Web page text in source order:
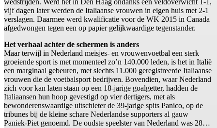
wedstrijden. Werd het in Den Haag ondanks een veldoverwicht 1-1,
vijf dagen later werden de Italiaanse vrouwen in eigen huis met 2-1
verslagen. Daarmee werd kwalificatie voor de WK 2015 in Canada
afgedwongen tegen een op papier gelijkwaardige tegenstander.
Het verhaal achter de schermen is anders
Maar terwijl in Nederland meisjes- en vrouwenvoetbal een sterk
groeiende sport is met momenteel zo’n 140.000 leden, is het in Italië
een marginaal gebeuren, met slechts 11.000 geregistreerde Italiaanse
vrouwen die de voetbalsport bedrijven. Bovendien, waar Nederland
zich voor kan laten staan op een 18-jarige goalgetter, hadden de
Italiaansen hun hoop gevestigd op vier dertigers, met als
bewonderenswaardige uitschieter de 39-jarige spits Panico, op de
tribunes bij de kleine schare Nederlandse supporters al gauw
Paniek-Piet genoemd. De oudste speelster van Nederland was 28…